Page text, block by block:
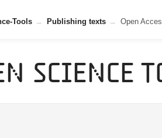
Tools Publishing texts Open
Science